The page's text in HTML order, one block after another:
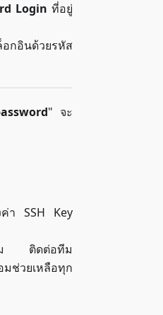
Login ที่อยู่
กอินด้วยรหัส
" จะ
า SSH Key
ติม ติดต่อทีม
ช่วยเหลือทุก